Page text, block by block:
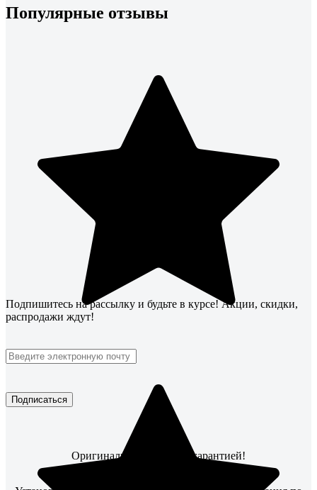
Популярные отзывы
Подпишитесь на рассылку и будьте в курсе! Акции, скидки,
распродажи ждут!
Подписаться
Оригинальные товары с гарантией!